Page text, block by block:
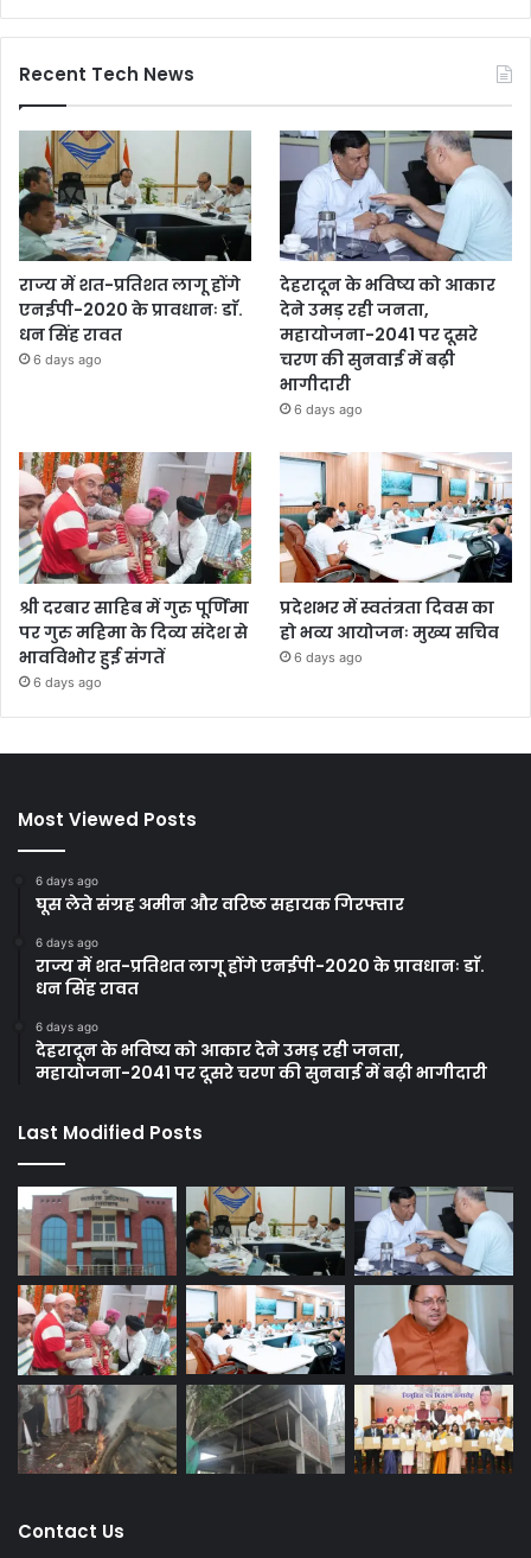
Recent Tech News
राज्य में शत-प्रतिशत लागू होंगे
एनईपी-2020 के प्रावधानः डाॅ.
धन सिंह रावत
6 days ago
देहरादून के भविष्य को आकार
देने उमड़ रही जनता,
महायोजना-2041 पर दूसरे
चरण की सुनवाई में बढ़ी
भागीदारी
6 days ago
श्री दरबार साहिब में गुरु पूर्णिमा
पर गुरु महिमा के दिव्य संदेश से
भावविभोर हुई संगतें
6 days ago
प्रदेशभर में स्वतंत्रता दिवस का
हो भव्य आयोजनः मुख्य सचिव
6 days ago
Most Viewed Posts
6 days ago
घूस लेते संग्रह अमीन और वरिष्ठ सहायक गिरफ्तार
6 days ago
राज्य में शत-प्रतिशत लागू होंगे एनईपी-2020 के प्रावधानः डाॅ.
धन सिंह रावत
6 days ago
देहरादून के भविष्य को आकार देने उमड़ रही जनता,
महायोजना-2041 पर दूसरे चरण की सुनवाई में बढ़ी भागीदारी
Last Modified Posts
Contact Us